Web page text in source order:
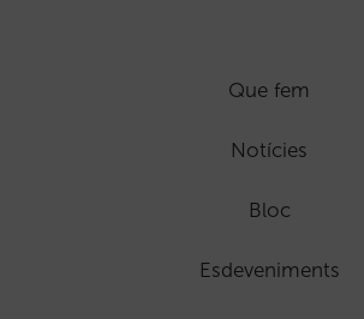
Que fem
Notícies
Bloc
Esdeveniments